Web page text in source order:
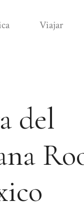
Viajar
del